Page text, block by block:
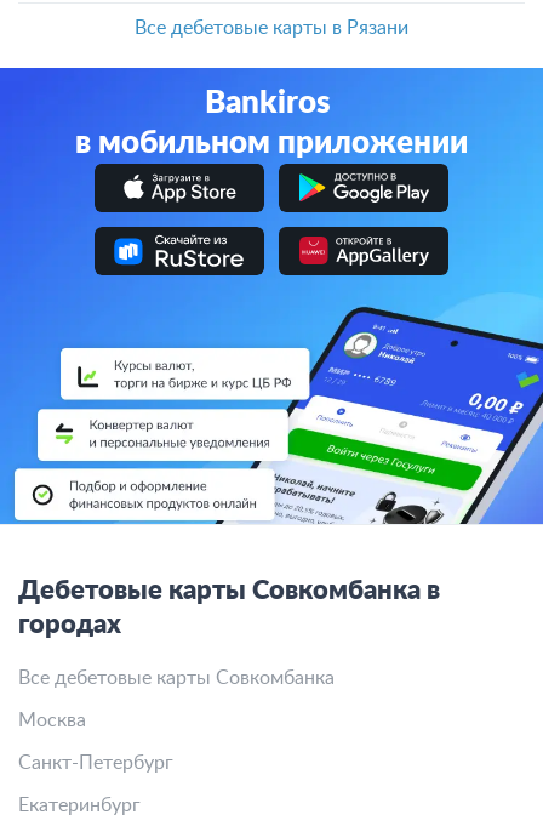
Все дебетовые карты в Рязани
Bankiros
в мобильном приложении
Дебетовые карты Совкомбанка в
городах
Все дебетовые карты Совкомбанка
Москва
Санкт-Петербург
Екатеринбург